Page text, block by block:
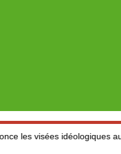
idéologiques au dépend du